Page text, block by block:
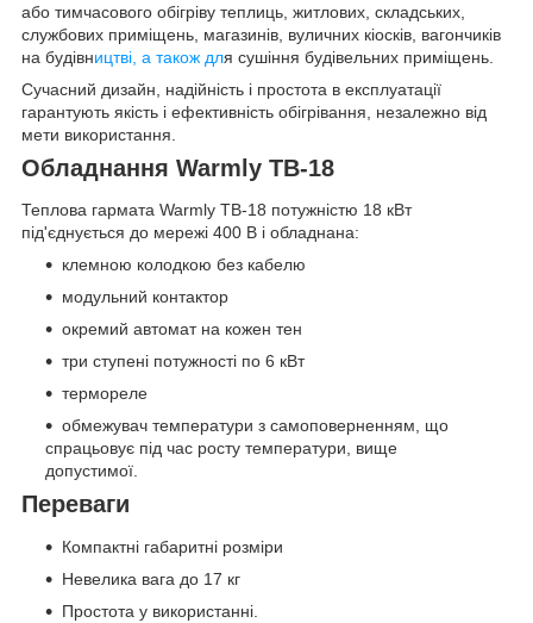
або тимчасового обігріву теплиць, житлових, складських,
службових приміщень, магазинів, вуличних кіосків, вагончиків
на будівництві, а також для сушіння будівельних приміщень.
Сучасний дизайн, надійність і простота в експлуатації
гарантують якість і ефективність обігрівання, незалежно від
мети використання.
Обладнання Warmly ТВ-18
Теплова гармата Warmly ТВ-18 потужністю 18 кВт
під'єднується до мережі 400 В і обладнана:
клемною колодкою без кабелю
модульний контактор
окремий автомат на кожен тен
три ступені потужності по 6 кВт
термореле
обмежувач температури з самоповерненням, що
спрацьовує під час росту температури, вище
допустимої.
Переваги
Компактні габаритні розміри
Невелика вага до 17 кг
Простота у використанні.